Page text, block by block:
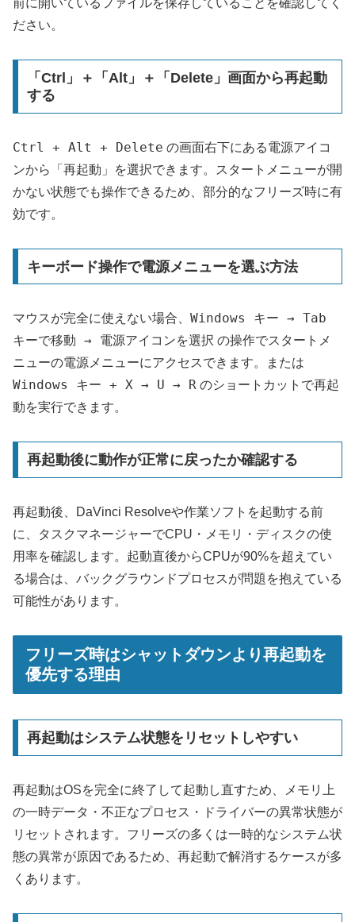
前に開いているファイルを保存していることを確認してく
ださい。
「Ctrl」＋「Alt」＋「Delete」画面から再起動
する
Ctrl + Alt + Delete の画面右下にある電源アイコ
ンから「再起動」を選択できます。スタートメニューが開
かない状態でも操作できるため、部分的なフリーズ時に有
効です。
キーボード操作で電源メニューを選ぶ方法
マウスが完全に使えない場合、 Windows キー → Tab
キーで移動 → 電源アイコンを選択 の操作でスタートメ
ニューの電源メニューにアクセスできます。または
Windows キー + X → U → R のショートカットで再起
動を実行できます。
再起動後に動作が正常に戻ったか確認する
再起動後、DaVinci Resolveや作業ソフトを起動する前
に、タスクマネージャーでCPU・メモリ・ディスクの使
用率を確認します。起動直後からCPUが90%を超えてい
る場合は、バックグラウンドプロセスが問題を抱えている
可能性があります。
フリーズ時はシャットダウンより再起動を
優先する理由
再起動はシステム状態をリセットしやすい
再起動はOSを完全に終了して起動し直すため、メモリ上
の一時データ・不正なプロセス・ドライバーの異常状態が
リセットされます。フリーズの多くは一時的なシステム状
態の異常が原因であるため、再起動で解消するケースが多
くあります。